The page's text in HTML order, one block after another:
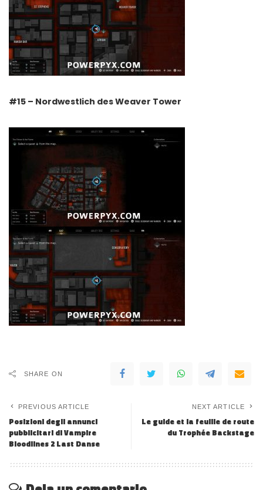
#15 – Nordwestlich des Weaver Tower
SHARE ON
PREVIOUS ARTICLE
Posizioni degli annunci
pubblicitari di Vampire
Bloodlines 2 Last Danse
NEXT ARTICLE
Le guide et la feuille de route
du Trophée Backstage